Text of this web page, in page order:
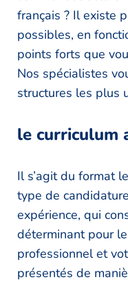
français ? Il existe
possibles, en
points forts que
Nos spécialistes
structures les plus
le curriculum
Il s’agit du format
type de
expérience, qui
déterminant pour
professionnel et
présentés de